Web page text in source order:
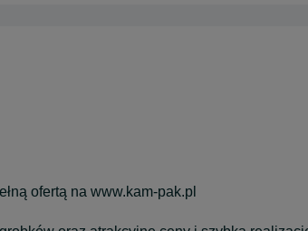
ofertą na www.kam-pak.pl